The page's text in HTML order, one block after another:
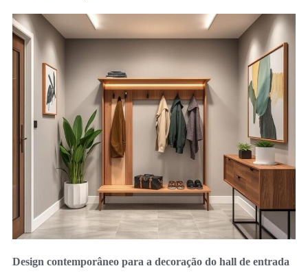
Design contemporâneo para a decoração do hall de entrada